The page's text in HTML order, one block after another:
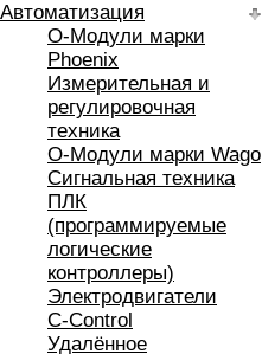
Автоматизация
O-Модули марки
Phoenix
Измерительная и
регулировочная
техника
O-Модули марки Wago
Сигнальная техника
ПЛК
(программируемые
логические
контроллеры)
Электродвигатели
C-Control
Удалённое